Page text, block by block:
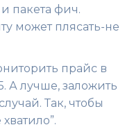
пакета фич.
может плясать-не
прайс в
А лучше, заложить
Так, чтобы